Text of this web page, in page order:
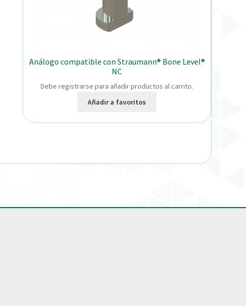
Análogo compatible con Straumann® Bone Level®
NC
Debe registrarse para añadir productos al carrito.
Añadir a favoritos